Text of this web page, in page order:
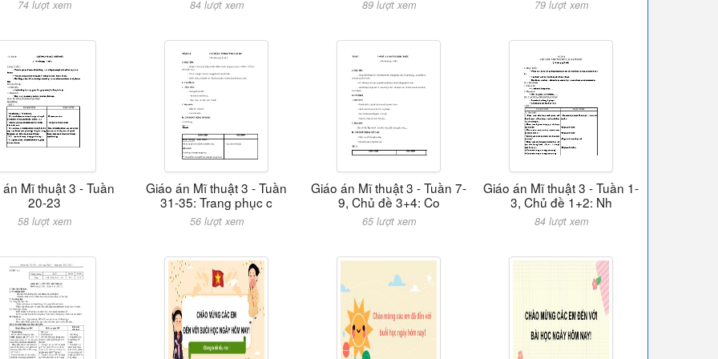
74 lượt xem 84 lượt xem 89 lượt xem 79 lượt xem
Mĩ thuật 3 - Tuần
20-23
58 lượt xem
Giáo án Mĩ thuật 3 - Tuần
31-35: Trang phục c
56 lượt xem
Giáo án Mĩ thuật 3 - Tuần 7-
9, Chủ đề 3+4: Co
65 lượt xem
Giáo án Mĩ thuật 3 - Tuần 1-
3, Chủ đề 1+2: Nh
84 lượt xem